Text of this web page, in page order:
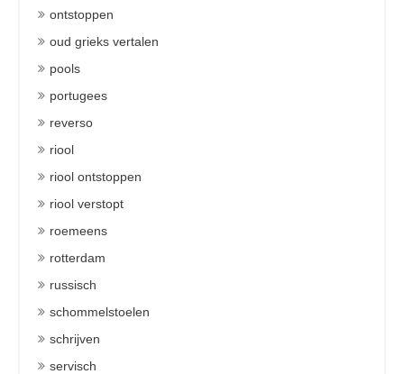
ontstoppen
oud grieks vertalen
pools
portugees
reverso
riool
riool ontstoppen
riool verstopt
roemeens
rotterdam
russisch
schommelstoelen
schrijven
servisch